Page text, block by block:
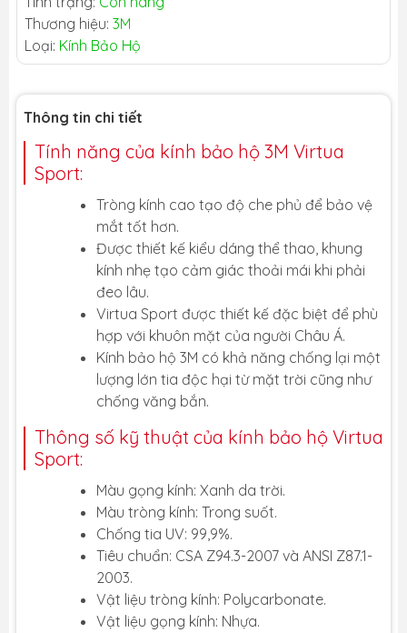
Thương hiệu: 3M
Loại: Kính Bảo Hộ
Thông tin chi tiết
Tính năng của kính bảo hộ 3M Virtua
Sport:
Tròng kính cao tạo độ che phủ để bảo vệ
mắt tốt hơn.
Được thiết kế kiểu dáng thể thao, khung
kính nhẹ tạo cảm giác thoải mái khi phải
đeo lâu.
Virtua Sport được thiết kế đặc biệt để phù
hợp với khuôn mặt của người Châu Á.
Kính bảo hộ 3M có khả năng chống lại một
lượng lớn tia độc hại từ mặt trời cũng như
chống văng bắn.
Thông số kỹ thuật của kính bảo hộ Virtua
Sport:
Màu gọng kính: Xanh da trời.
Màu tròng kính: Trong suốt.
Chống tia UV: 99,9%.
Tiêu chuẩn: CSA Z94.3-2007 và ANSI Z87.1-
2003.
Vật liệu tròng kính: Polycarbonate.
Vật liệu gọng kính: Nhựa.